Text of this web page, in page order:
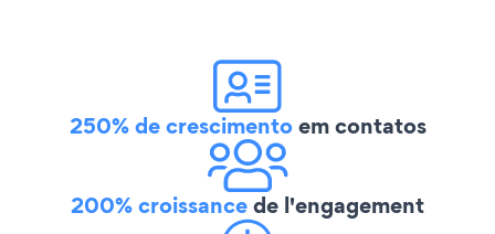
250% de crescimentoem contatos
200% croissancede l'engagement